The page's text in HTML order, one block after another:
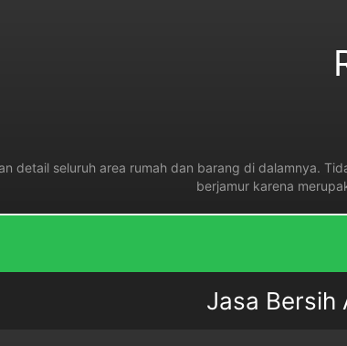
detail seluruh area rumah dan barang di dalamnya.
berjamur karena
Jasa Bersih